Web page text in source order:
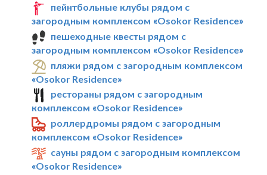
пейнтбольные клубы рядом с
загородным комплексом «Osokor Residence»
пешеходные квесты рядом с
загородным комплексом «Osokor Residence»
пляжи рядом с загородным комплексом
«Osokor Residence»
рестораны рядом с загородным
комплексом «Osokor Residence»
роллердромы рядом с загородным
комплексом «Osokor Residence»
сауны рядом с загородным комплексом
«Osokor Residence»